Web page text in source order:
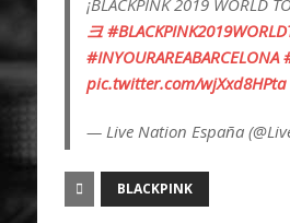
크
#INYOURAREABARCELONA
pic.twitter.com/wjXxd8HPta
— Live Nation España
BLACKPINK